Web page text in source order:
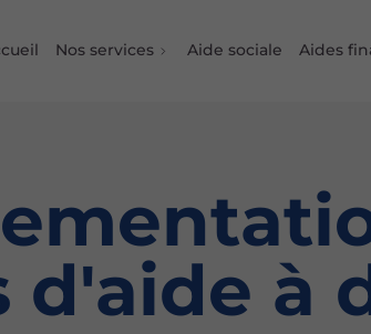
Nos services Aide sociale Aides
d'aide à